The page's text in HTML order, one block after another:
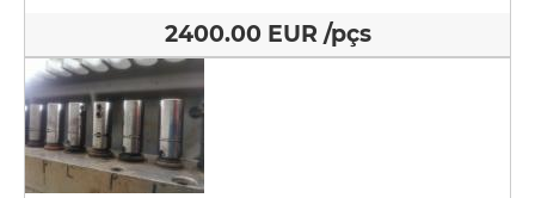
2400.00 EUR /pçs